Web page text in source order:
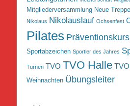
Mitgliederversammlung Neue Treppe
Nikolaus Nikolauslauf Ochsenfest
Pilates Präventionskurs
Sportabzeichen Sportler des Jahres
Turnen TVO TVO Halle
Weihnachten Übungsleiter